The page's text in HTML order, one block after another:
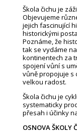
Škola čichu je
Objevujeme
jejich fascinující
historickými
Poznáme, že
tak se vydáme
kontinentech za
spojení vůní s
vůně propojuje s
velkou radost.
Škola čichu je
systematicky
přesah i účinky
OSNOVA ŠKOLY